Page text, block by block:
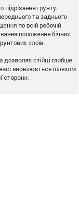
підрізання грунту.
та заднього
по всій робочій
положення бічних
слоїв.
дозволяє стійці глибше
шляхом
сторони.